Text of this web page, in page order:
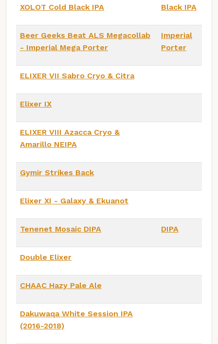
XOLOT Cold Black IPA Black IPA
Beer Geeks Beat ALS Megacollab
- Imperial Mega Porter
Imperial
Porter
ELIXER VII Sabro Cryo & Citra
Elixer IX
ELIXER VIII Azacca Cryo &
Amarillo NEIPA
Gymir Strikes Back
Elixer XI - Galaxy & Ekuanot
Tenenet Mosaic DIPA DIPA
Double Elixer
CHAAC Hazy Pale Ale
Dakuwaqa White Session IPA
(2016-2018)